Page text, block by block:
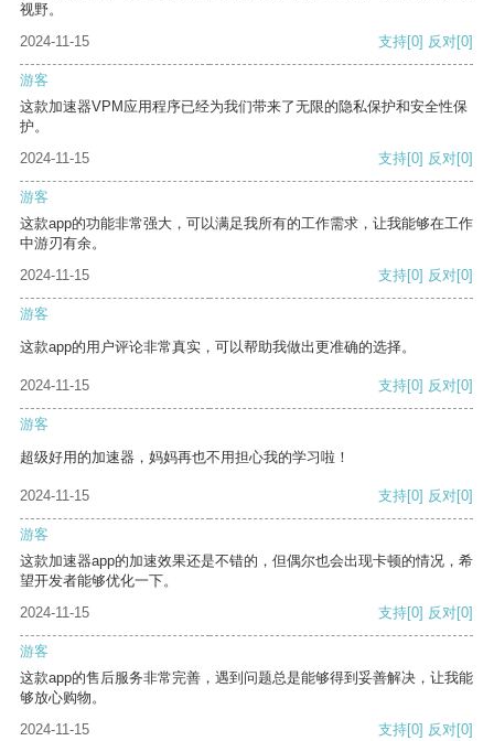
视野。
2024-11-15
支持[0] 反对[0]
游客
这款加速器VPM应用程序已经为我们带来了无限的隐私保护和安全性保
护。
2024-11-15
支持[0] 反对[0]
游客
这款app的功能非常强大，可以满足我所有的工作需求，让我能够在工作
中游刃有余。
2024-11-15
支持[0] 反对[0]
游客
这款app的用户评论非常真实，可以帮助我做出更准确的选择。
2024-11-15 支持[0] 反对[0]
游客
超级好用的加速器，妈妈再也不用担心我的学习啦！
2024-11-15 支持[0] 反对[0]
游客
这款加速器app的加速效果还是不错的，但偶尔也会出现卡顿的情况，希
望开发者能够优化一下。
2024-11-15
支持[0] 反对[0]
游客
这款app的售后服务非常完善，遇到问题总是能够得到妥善解决，让我能
够放心购物。
2024-11-15
支持[0] 反对[0]